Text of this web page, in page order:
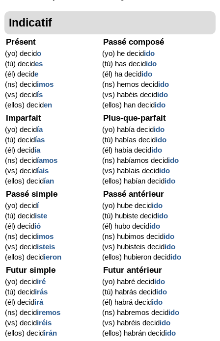
Indicatif
Présent
(yo) decido
(tú) decides
(él) decide
(ns) decidimos
(vs) decidís
(ellos) deciden
Passé composé
(yo) he decidido
(tú) has decidido
(él) ha decidido
(ns) hemos decidido
(vs) habéis decidido
(ellos) han decidido
Imparfait
(yo) decidía
(tú) decidías
(él) decidía
(ns) decidíamos
(vs) decidíais
(ellos) decidían
Plus-que-parfait
(yo) había decidido
(tú) habías decidido
(él) había decidido
(ns) habíamos decidido
(vs) habíais decidido
(ellos) habían decidido
Passé simple
(yo) decidí
(tú) decidiste
(él) decidió
(ns) decidimos
(vs) decidisteis
(ellos) decidieron
Passé antérieur
(yo) hube decidido
(tú) hubiste decidido
(él) hubo decidido
(ns) hubimos decidido
(vs) hubisteis decidido
(ellos) hubieron decidido
Futur simple
(yo) decidiré
(tú) decidirás
(él) decidirá
(ns) decidiremos
(vs) decidiréis
(ellos) decidirán
Futur antérieur
(yo) habré decidido
(tú) habrás decidido
(él) habrá decidido
(ns) habremos decidido
(vs) habréis decidido
(ellos) habrán decidido